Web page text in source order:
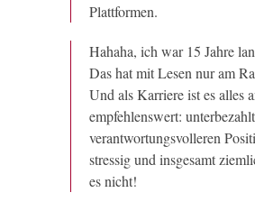
Plattformen.
Hahaha, ich war 15 Jahre
Das hat mit Lesen nur am
Und als Karriere ist es alles
empfehlenswert:
verantwortungsvolleren
stressig und insgesamt
es nicht!